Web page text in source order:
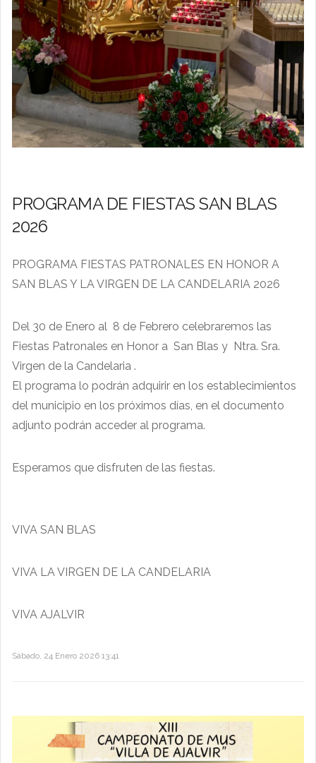
PROGRAMA DE FIESTAS SAN BLAS
2026
PROGRAMA FIESTAS PATRONALES EN HONOR A
SAN BLAS Y LA VIRGEN DE LA CANDELARIA 2026
Del 30 de Enero al 8 de Febrero celebraremos las
Fiestas Patronales en Honor a San Blas y Ntra. Sra.
Virgen de la Candelaria .
El programa lo podrán adquirir en los establecimientos
del municipio en los próximos días, en el documento
adjunto podrán acceder al programa.
Esperamos que disfruten de las fiestas.
VIVA SAN BLAS
VIVA LA VIRGEN DE LA CANDELARIA
VIVA AJALVIR
Sábado, 24 Enero 2026 13:41